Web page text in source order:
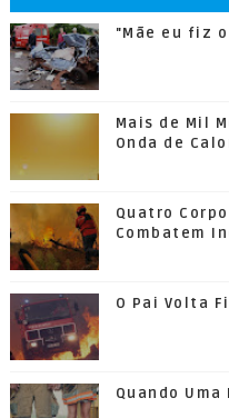
"Mãe eu fiz
Mais de Mil
Onda de
Quatro
Combatem
O Pai Volta
Quando Uma